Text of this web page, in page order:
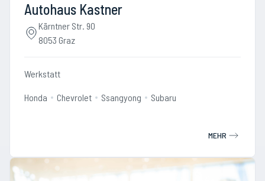
Autohaus Kastner
Kärntner Str. 90
8053 Graz
Werkstatt
Honda Chevrolet Ssangyong Subaru
MEHR